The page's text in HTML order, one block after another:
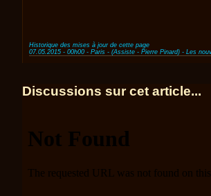
Historique des mises à jour de cette page
07.05.2015 - 00h00 - Paris - (Assiste - Pierre Pinard) - Les
Discussions sur cet article...